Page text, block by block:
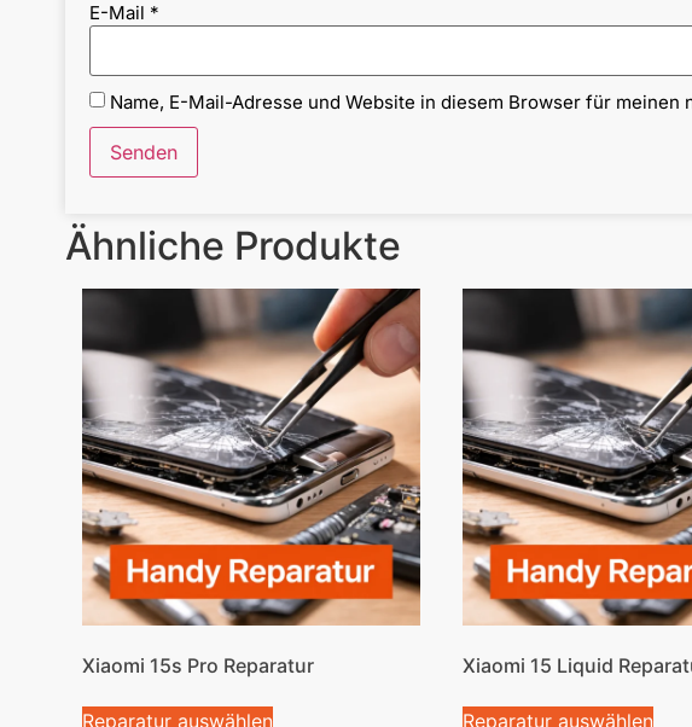
E-Mail *
Name, E-Mail-Adresse und Website in diesem Browser für meinen
Ähnliche Produkte
Xiaomi 15s Pro Reparatur
Reparatur auswählen
Xiaomi 15 Liquid
Reparatur auswählen